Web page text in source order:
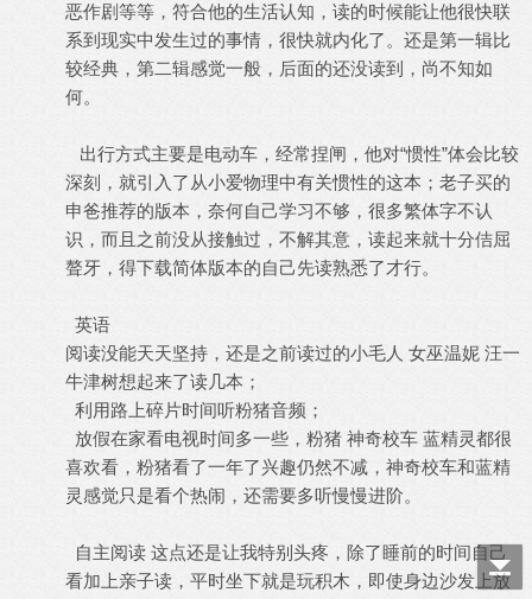
恶作剧等等，符合他的生活认知，读的时候能让他很快联
系到现实中发生过的事情，很快就内化了。还是第一辑比
较经典，第二辑感觉一般，后面的还没读到，尚不知如
何。
出行方式主要是电动车，经常捏闸，他对“惯性”体会比较
深刻，就引入了从小爱物理中有关惯性的这本；老子买的
申爸推荐的版本，奈何自己学习不够，很多繁体字不认
识，而且之前没从接触过，不解其意，读起来就十分佶屈
聱牙，得下载简体版本的自己先读熟悉了才行。
英语
阅读没能天天坚持，还是之前读过的小毛人 女巫温妮 汪一
牛津树想起来了读几本；
利用路上碎片时间听粉猪音频；
放假在家看电视时间多一些，粉猪 神奇校车 蓝精灵都很
喜欢看，粉猪看了一年了兴趣仍然不减，神奇校车和蓝精
灵感觉只是看个热闹，还需要多听慢慢进阶。
自主阅读 这点还是让我特别头疼，除了睡前的时间自己
看加上亲子读，平时坐下就是玩积木，即使身边沙发上放